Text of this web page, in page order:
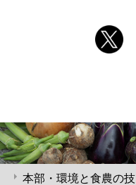
本部・環境と食農の技